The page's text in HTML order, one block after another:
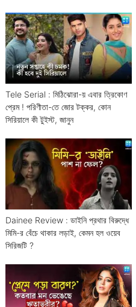
Tele Serial : মিঠিঝোরা-য় এবার ত্রিকোণ
প্রেম ! পরিণীতা-তে জোর টক্কর, কোন
সিরিয়ালে কী টুইস্ট, জানুন
Dainee Review : ডাইনি প্রথার বিরুদ্ধে
মিমি-র বেঁচে থাকার লড়াই, কেমন হল ওয়েব
সিরিজটি ?